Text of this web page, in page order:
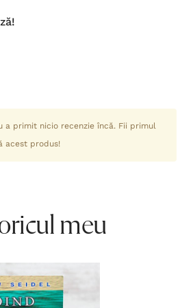
a primit nicio recenzie încă. Fii primul
acest produs!
meu